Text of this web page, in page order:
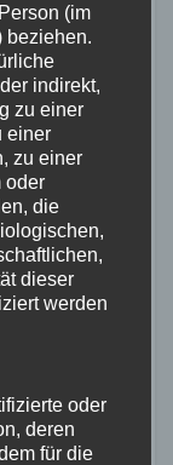
sich-
71076
(im
beziehen.
indirekt,
zu einer
einer
zu einer
oder
die
dieser
werden
oder
deren
für die